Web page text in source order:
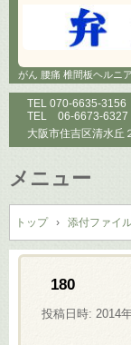
がん 腰痛 椎間板ヘルニ
TEL 070-6635-3156
TEL 06-6673-6327
大阪市住吉区清水丘
メニュー
コ
ン
テ
ン
トップ › 添付ファイ
180
投稿日時: 2014